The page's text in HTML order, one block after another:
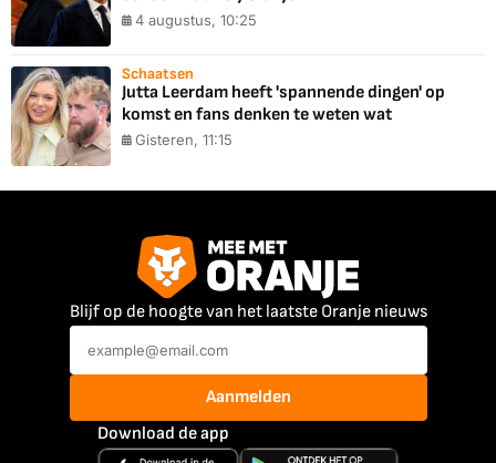
4 augustus, 10:25
Schaatsen
Jutta Leerdam heeft 'spannende dingen' op
komst en fans denken te weten wat
Gisteren, 11:15
Blijf op de hoogte van het laatste Oranje nieuws
Aanmelden
Download de app